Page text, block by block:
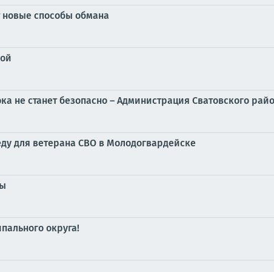
способы обмана
не станет безопасно – Администрация Сватовского
для ветерана СВО в Молодогвардейске
округа!